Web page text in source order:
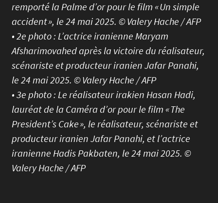
remporté la Palme d’or pour le film « Un simple
accident », le 24 mai 2025. © Valery Hache / AFP
• 2e photo : L’actrice iranienne Maryam
Afsharimovahed après la victoire du réalisateur,
scénariste et producteur iranien Jafar Panahi,
le 24 mai 2025. © Valery Hache / AFP
• 3e photo : Le réalisateur irakien Hasan Hadi,
lauréat de la Caméra d’or pour le film « The
President’s Cake », le réalisateur, scénariste et
producteur iranien Jafar Panahi, et l’actrice
iranienne Hadis Pakbaten, le 24 mai 2025. ©
Valery Hache / AFP